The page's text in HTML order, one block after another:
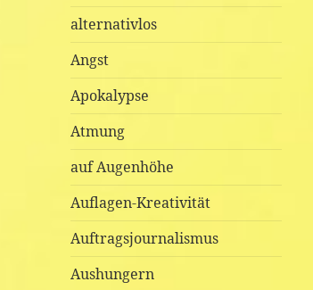
alternativlos
Angst
Apokalypse
Atmung
auf Augenhöhe
Auflagen-Kreativität
Auftragsjournalismus
Aushungern